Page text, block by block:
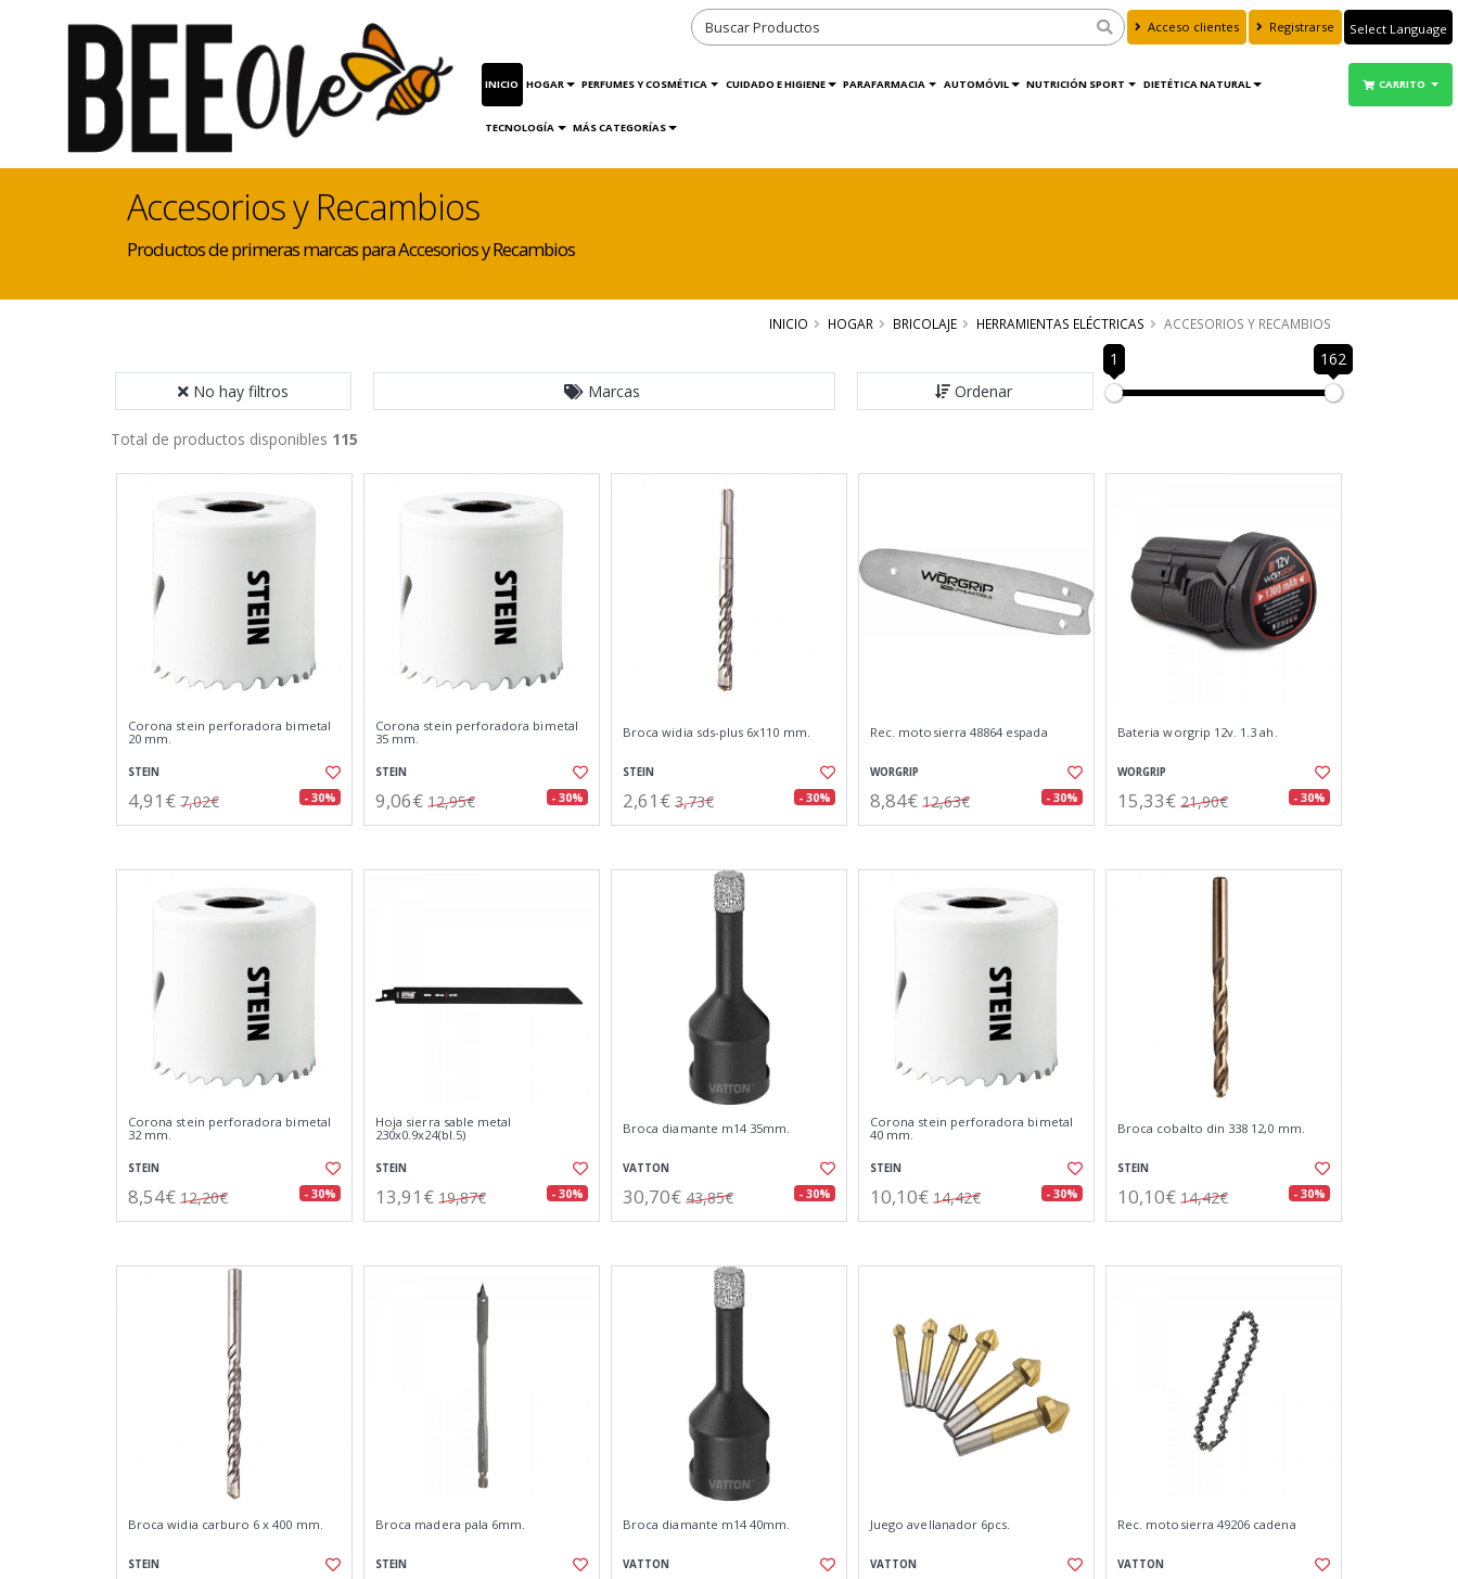
Acceso clientes Registrarse
Translate
INICIO HOGAR PERFUMES Y COSMÉTICA CUIDADO E HIGIENE PARAFARMACIA AUTOMÓVIL NUTRICIÓN SPORT DIETÉTICA NATURAL
TECNOLOGÍA MÁS CATEGORÍAS
CARRITO
Accesorios y Recambios
Productos de primeras marcas para Accesorios y Recambios
INICIO HOGAR BRICOLAJE HERRAMIENTAS ELÉCTRICAS ACCESORIOS Y RECAMBIOS
No hay filtros Marcas Ordenar
1 162
Total de productos disponibles 115
Corona stein perforadora bimetal
20 mm.
STEIN
4,91€ 7,02€ - 30%
Corona stein perforadora bimetal
35 mm.
STEIN
9,06€ 12,95€ - 30%
Broca widia sds-plus 6x110 mm.
STEIN
2,61€ 3,73€ - 30%
Rec. motosierra 48864 espada
WORGRIP
8,84€ 12,63€ - 30%
Bateria worgrip 12v. 1.3 ah.
WORGRIP
15,33€ 21,90€ - 30%
Corona stein perforadora bimetal
32 mm.
STEIN
8,54€ 12,20€ - 30%
Hoja sierra sable metal
230x0.9x24(bl.5)
STEIN
13,91€ 19,87€ - 30%
Broca diamante m14 35mm.
VATTON
30,70€ 43,85€ - 30%
Corona stein perforadora bimetal
40 mm.
STEIN
10,10€ 14,42€ - 30%
Broca cobalto din 338 12,0 mm.
STEIN
10,10€ 14,42€ - 30%
Broca widia carburo 6 x 400 mm.
STEIN
Broca madera pala 6mm.
STEIN
Broca diamante m14 40mm.
VATTON
Juego avellanador 6pcs.
VATTON
Rec. motosierra 49206 cadena
VATTON